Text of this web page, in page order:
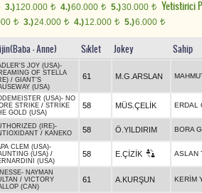
3.)120.000 t 4.)60.000 t 5.)30.000 t Yetistirici
t 3.)24.000 t 4.)12.000 t 5.)6.000 t
- Anne) Sıklet Jokey Sahip
JOY (USA)-
OF STELLA
/ GIANT'S
(USA)
61 M.G.ARSLAN
(USA)- NO
STRIKE / STRIKE
GOLD (USA)
58 MÜS.ÇELİK ERDAL
(IRE)-
/ KANEKO 58 Ö.YILDIRIM BORA
CLEM (USA)-
(USA) /
(USA)
58 E.ÇİZİK ASLAN
- NAYMAN
/ VICTORY
(CAN)
61 A.KURŞUN KERİM